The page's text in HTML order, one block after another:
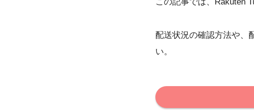
配送状況の確認方法や、
い。